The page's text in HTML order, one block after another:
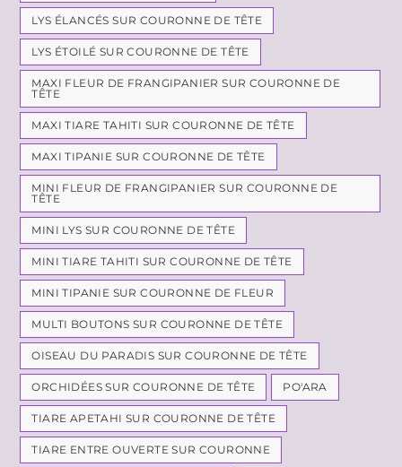
LYS ÉLANCÉS SUR COURONNE DE TÊTE
LYS ÉTOILÉ SUR COURONNE DE TÊTE
MAXI FLEUR DE FRANGIPANIER SUR COURONNE DE
TÊTE
MAXI TIARE TAHITI SUR COURONNE DE TÊTE
MAXI TIPANIE SUR COURONNE DE TÊTE
MINI FLEUR DE FRANGIPANIER SUR COURONNE DE
TÊTE
MINI LYS SUR COURONNE DE TÊTE
MINI TIARE TAHITI SUR COURONNE DE TÊTE
MINI TIPANIE SUR COURONNE DE FLEUR
MULTI BOUTONS SUR COURONNE DE TÊTE
OISEAU DU PARADIS SUR COURONNE DE TÊTE
ORCHIDÉES SUR COURONNE DE TÊTE PO'ARA
TIARE APETAHI SUR COURONNE DE TÊTE
TIARE ENTRE OUVERTE SUR COURONNE